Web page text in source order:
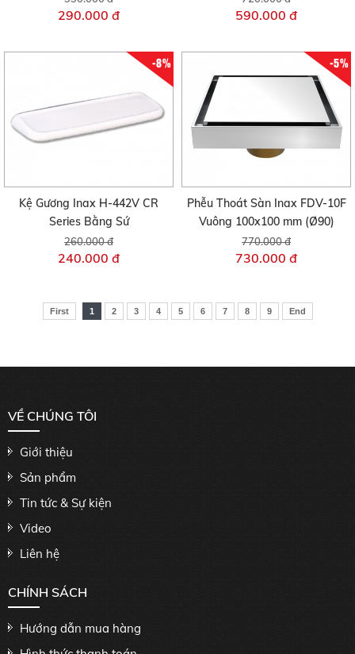
290.000 đ 590.000 đ
-8%
Kệ Gương Inax H-442V CR
Series Bằng Sứ
260.000 đ
240.000 đ
-5%
Phễu Thoát Sàn Inax FDV-10F
Vuông 100x100 mm (Ø90)
770.000 đ
730.000 đ
First 1 2 3 4 5 6 7 8 9 End
VỀ CHÚNG TÔI
Giới thiệu
Sản phẩm
Tin tức & Sự kiện
Video
Liên hệ
CHÍNH SÁCH
Hướng dẫn mua hàng